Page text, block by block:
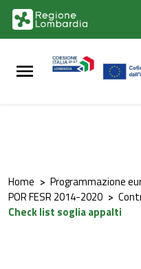
Vai al contenuto principale
Vai al footer
Home > Programmazione
POR FESR 2014-2020 >
Check list soglia appalti